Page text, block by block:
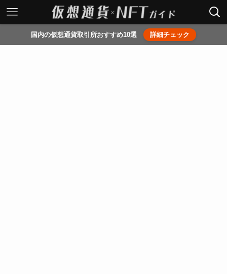
国内の仮想通貨取引所おすすめ10選 詳細チェック